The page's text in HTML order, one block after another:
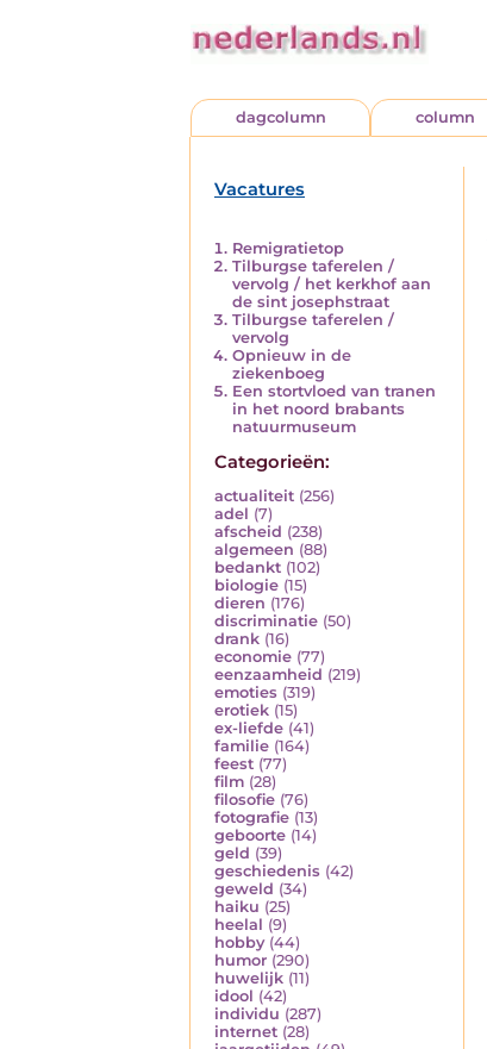
dagcolumn column
Vacatures
Remigratietop
Tilburgse taferelen /
vervolg / het kerkhof aan
de sint josephstraat
Tilburgse taferelen /
vervolg
Opnieuw in de
ziekenboeg
Een stortvloed van tranen
in het noord brabants
natuurmuseum
Categorieën:
actualiteit (256)
adel (7)
afscheid (238)
algemeen (88)
bedankt (102)
biologie (15)
dieren (176)
discriminatie (50)
drank (16)
economie (77)
eenzaamheid (219)
emoties (319)
erotiek (15)
ex-liefde (41)
familie (164)
feest (77)
film (28)
filosofie (76)
fotografie (13)
geboorte (14)
geld (39)
geschiedenis (42)
geweld (34)
haiku (25)
heelal (9)
hobby (44)
humor (290)
huwelijk (11)
idool (42)
individu (287)
internet (28)